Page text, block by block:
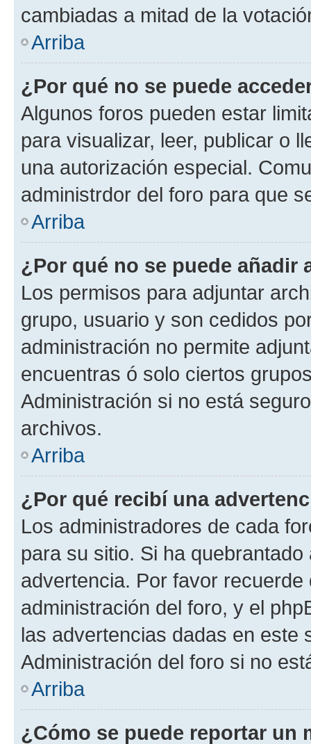
cambiadas a mitad de la
Arriba
¿Por qué no se puede
Algunos foros pueden estar
para visualizar, leer, publicar o
una autorización especial.
administrdor del foro para que
Arriba
¿Por qué no se puede añadir
Los permisos para adjuntar
grupo, usuario y son cedidos
administración no permite
encuentras ó solo ciertos
Administración si no está
archivos.
Arriba
¿Por qué recibí una
Los administradores de cada
para su sitio. Si ha
advertencia. Por favor
administración del foro, y el
las advertencias dadas en este
Administración del foro si no
Arriba
¿Cómo se puede reportar un